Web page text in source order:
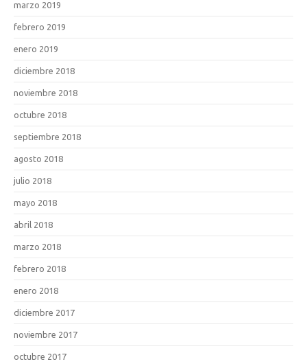
marzo 2019
febrero 2019
enero 2019
diciembre 2018
noviembre 2018
octubre 2018
septiembre 2018
agosto 2018
julio 2018
mayo 2018
abril 2018
marzo 2018
febrero 2018
enero 2018
diciembre 2017
noviembre 2017
octubre 2017